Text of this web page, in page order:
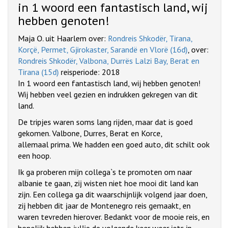
in 1 woord een fantastisch land, wij
hebben genoten!
Maja O. uit Haarlem over: Rondreis Shkodër, Tirana,
Korçë, Permet, Gjirokaster, Sarandë en Vlorë (16d), over:
Rondreis Shkodër, Valbona, Durrës Lalzi Bay, Berat en
Tirana (15d) reisperiode: 2018
In 1 woord een fantastisch land, wij hebben genoten!
Wij hebben veel gezien en indrukken gekregen van dit
land.
De tripjes waren soms lang rijden, maar dat is goed
gekomen. Valbone, Durres, Berat en Korce,
allemaal prima. We hadden een goed auto, dit schilt ook
een hoop.
Ik ga proberen mijn collega`s te promoten om naar
albanie te gaan, zij wisten niet hoe mooi dit land kan
zijn. Een collega ga dit waarschijnlijk volgend jaar doen,
zij hebben dit jaar de Montenegro reis gemaakt, en
waren tevreden hierover. Bedankt voor de mooie reis, en